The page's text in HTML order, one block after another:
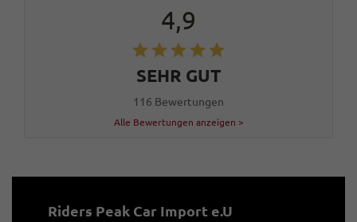
4,9
SEHR GUT
116 Bewertungen
Alle Bewertungen anzeigen >
Riders Peak Car Import e.U